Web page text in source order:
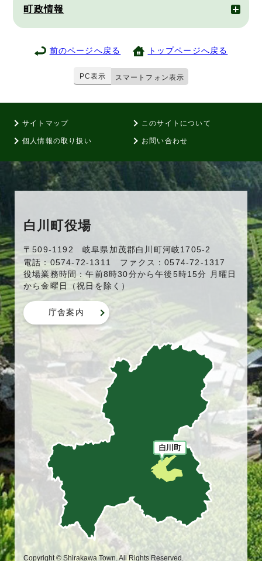
町政情報
前のページへ戻る トップページへ戻る
PC表示 スマートフォン表示
サイトマップ このサイトについて
個人情報の取り扱い お問い合わせ
白川町役場
〒509-1192 岐阜県加茂郡白川町河岐1705-2
電話：0574-72-1311 ファクス：0574-72-1317
役場業務時間：午前8時30分から午後5時15分 月曜日
から金曜日（祝日を除く）
庁舎案内
Copyright © Shirakawa Town. All Rights Reserved.